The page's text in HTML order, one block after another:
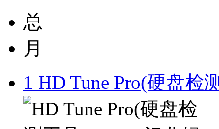
总
月
1 HD Tune Pro(硬盘检